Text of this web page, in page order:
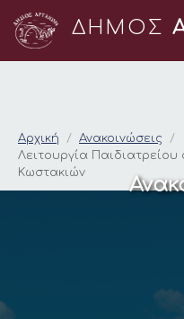
ΔΗΜΟΣ
Αρχική
Ανακοινώσεις
Λειτουργία Παιδιατρείου
Κωστακιών